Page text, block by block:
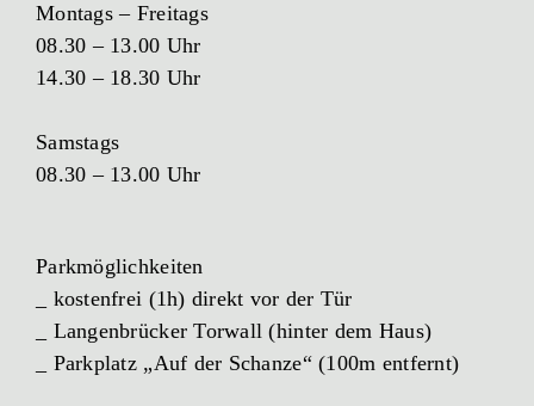
Montags – Freitags
08.30 – 13.00 Uhr
14.30 – 18.30 Uhr
Samstags
08.30 – 13.00 Uhr
Parkmöglichkeiten
_ kostenfrei (1h) direkt vor der Tür
_ Langenbrücker Torwall (hinter dem Haus)
_ Parkplatz „Auf der Schanze“ (100m entfernt)